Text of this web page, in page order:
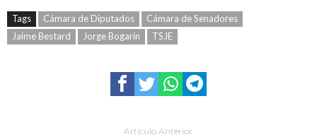
Tags Cámara de Diputados
Cámara de Senadores
Jaime Bestard
Jorge Bogarín TSJE
Artículo Anterior